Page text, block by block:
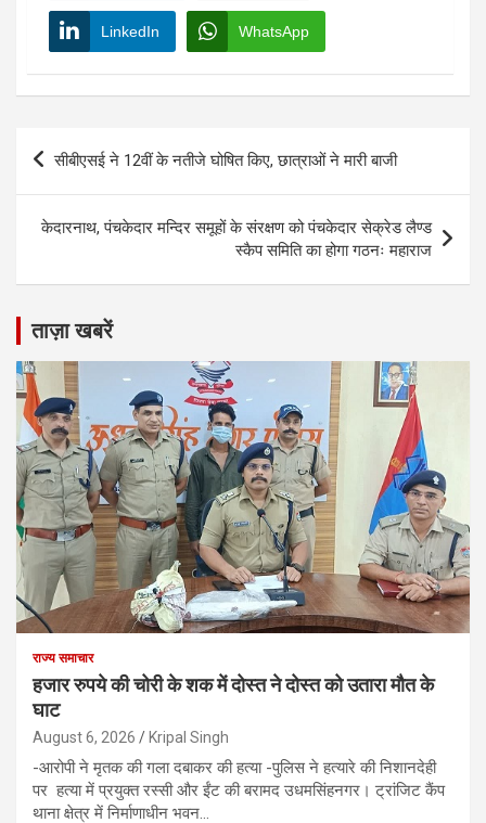
LinkedIn WhatsApp
Post
navigation
सीबीएसई ने 12वीं के नतीजे घोषित किए, छात्राओं ने मारी बाजी
केदारनाथ, पंचकेदार मन्दिर समूहों के संरक्षण को पंचकेदार सेक्रेड लैण्ड
स्कैप समिति का होगा गठनः महाराज
ताज़ा खबरें
राज्य समाचार
हजार रुपये की चोरी के शक में दोस्त ने दोस्त को उतारा मौत के
घाट
August 6, 2026 Kripal Singh
-आरोपी ने मृतक की गला दबाकर की हत्या -पुलिस ने हत्यारे की निशानदेही
पर हत्या में प्रयुक्त रस्सी और ईंट की बरामद उधमसिंहनगर। ट्रांजिट कैंप
थाना क्षेत्र में निर्माणाधीन भवन…